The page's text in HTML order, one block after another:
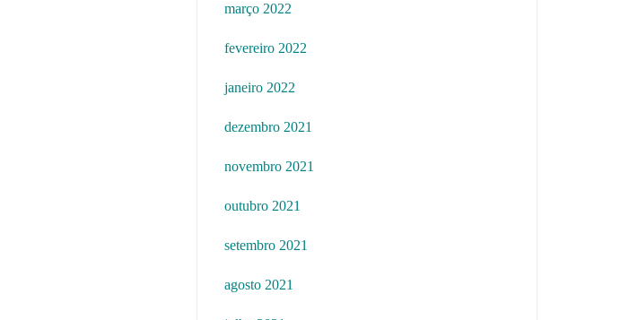
março 2022
fevereiro 2022
janeiro 2022
dezembro 2021
novembro 2021
outubro 2021
setembro 2021
agosto 2021